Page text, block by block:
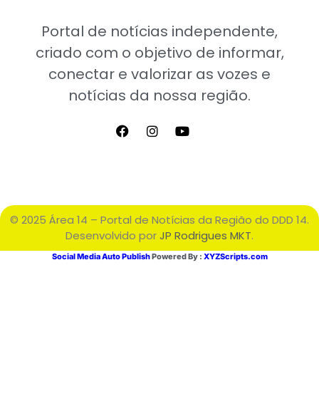
Portal de notícias independente,
criado com o objetivo de informar,
conectar e valorizar as vozes e
notícias da nossa região.
© 2025 Área 14 – Portal de Notícias da Região do DDD 14.
Desenvolvido porJP Rodrigues MKT.
Social Media Auto PublishPowered By : XYZScripts.com